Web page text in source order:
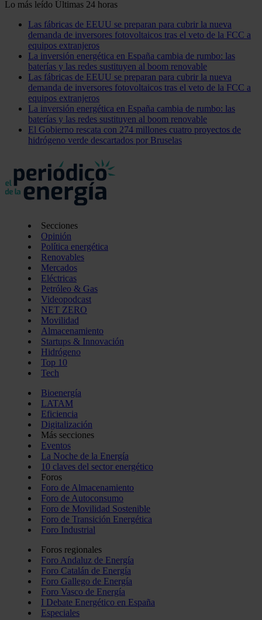
Lo más leído Últimas 24 horas
Las fábricas de EEUU se preparan para cubrir la nueva
demanda de inversores fotovoltaicos tras el veto de la FCC a
equipos extranjeros
La inversión energética en España cambia de rumbo: las
baterías y las redes sustituyen al boom renovable
Las fábricas de EEUU se preparan para cubrir la nueva
demanda de inversores fotovoltaicos tras el veto de la FCC a
equipos extranjeros
La inversión energética en España cambia de rumbo: las
baterías y las redes sustituyen al boom renovable
El Gobierno rescata con 274 millones cuatro proyectos de
hidrógeno verde descartados por Bruselas
Secciones
Opinión
Política energética
Renovables
Mercados
Eléctricas
Petróleo & Gas
Videopodcast
NET ZERO
Movilidad
Almacenamiento
Startups & Innovación
Hidrógeno
Top 10
Tech
Bioenergía
LATAM
Eficiencia
Digitalización
Más secciones
Eventos
La Noche de la Energía
10 claves del sector energético
Foros
Foro de Almacenamiento
Foro de Autoconsumo
Foro de Movilidad Sostenible
Foro de Transición Energética
Foro Industrial
Foros regionales
Foro Andaluz de Energía
Foro Catalán de Energía
Foro Gallego de Energía
Foro Vasco de Energía
I Debate Energético en España
Especiales